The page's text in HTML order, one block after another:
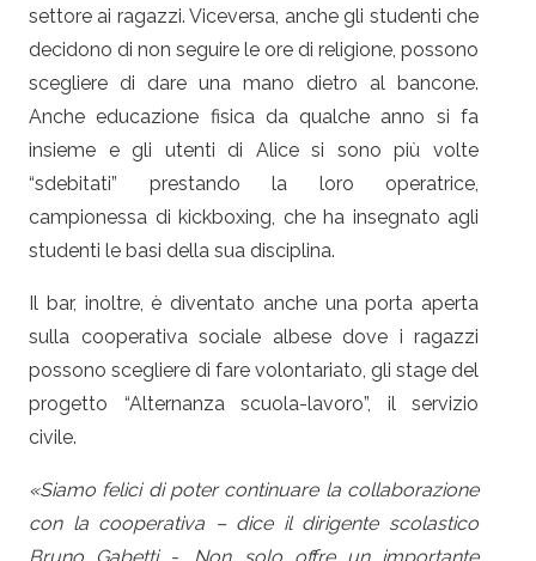
settore ai ragazzi. Viceversa, anche gli studenti che
decidono di non seguire le ore di religione, possono
scegliere di dare una mano dietro al bancone.
Anche educazione fisica da qualche anno si fa
insieme e gli utenti di Alice si sono più volte
“sdebitati” prestando la loro operatrice,
campionessa di kickboxing, che ha insegnato agli
studenti le basi della sua disciplina.
Il bar, inoltre, è diventato anche una porta aperta
sulla cooperativa sociale albese dove i ragazzi
possono scegliere di fare volontariato, gli stage del
progetto “Alternanza scuola-lavoro”, il servizio
civile.
«Siamo felici di poter continuare la collaborazione
con la cooperativa – dice il dirigente scolastico